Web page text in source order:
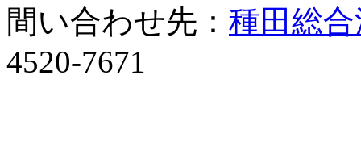
間い合わせ先： 種田総
4520-7671